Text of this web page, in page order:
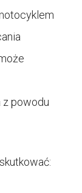
z powodu